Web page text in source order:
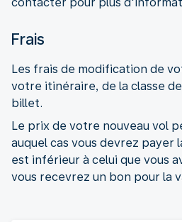
Frais
Les frais de modification de
votre itinéraire, de la classe
billet.
Le prix de votre nouveau vol
auquel cas vous devrez payer
est inférieur à celui que vous
vous recevrez un bon pour la